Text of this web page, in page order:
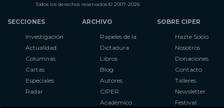
Todos los derechos reservados © 2007-2026
SECCIONES
Investigación
Actualidad
Columnas
Cartas
Especiales
Radar
ARCHIVO
Papeles de la
Dictadura
Libros
Blog
Autores
CIPER
Académico
SOBRE CIPER
Hazte Socio
Nosotros
Donaciones
Contacto
Talleres
Newsletter
Festival